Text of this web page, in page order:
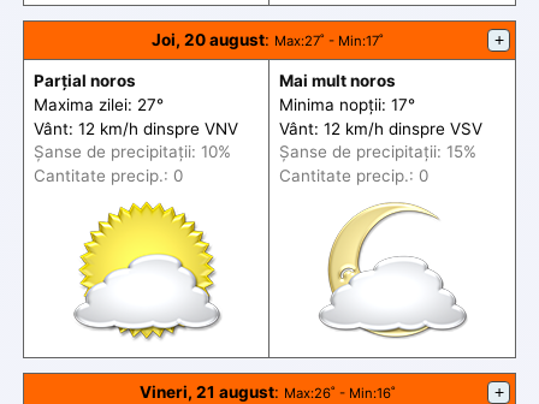
Joi, 20 august: Max:27˚ - Min:17˚ +
Parțial noros
Maxima zilei: 27°
Vânt: 12 km/h dinspre VNV
Șanse de precipitații: 10%
Cantitate precip.: 0
Mai mult noros
Minima nopții: 17°
Vânt: 12 km/h dinspre VSV
Șanse de precipitații: 15%
Cantitate precip.: 0
Vineri, 21 august: Max:26˚ - Min:16˚ +